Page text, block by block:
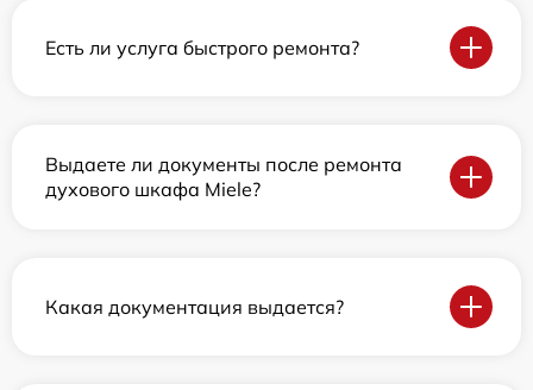
Есть ли услуга быстрого ремонта?
Выдаете ли документы после ремонта
духового шкафа Miele?
Какая документация выдается?